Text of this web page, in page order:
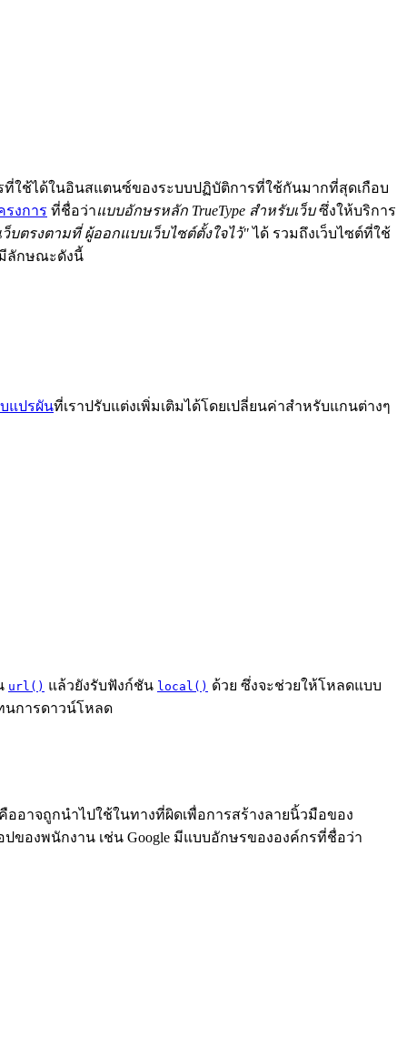
ที่ใช้ได้ในอินสแตนซ์ของระบบปฏิบัติการที่ใช้กันมากที่สุดเกือบ
รงการ ที่ชื่อว่าแบบอักษรหลัก TrueType สำหรับเว็บซึ่งให้บริการ
ตรงตามที่ ผู้ออกแบบเว็บไซต์ตั้งใจไว้"ได้ รวมถึงเว็บไซต์ที่ใช้
ลักษณะดังนี้
แปรผันที่เราปรับแต่งเพิ่มเติมได้โดยเปลี่ยนค่าสำหรับแกนต่างๆ
url() แล้วยังรับฟังก์ชัน local() ด้วย ซึ่งจะช่วยให้โหลดแบบ
นการดาวน์โหลด
คืออาจถูกนำไปใช้ในทางที่ผิดเพื่อการสร้างลายนิ้วมือของ
ของพนักงาน เช่น Google มีแบบอักษรขององค์กรที่ชื่อว่า